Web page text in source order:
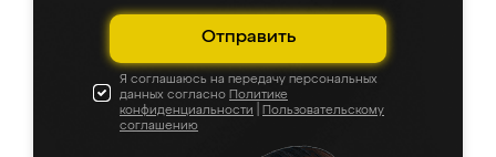
Отправить
Я соглашаюсь на передачу персональных
данных согласно Политике
конфиденциальности
Пользовательскому
соглашению